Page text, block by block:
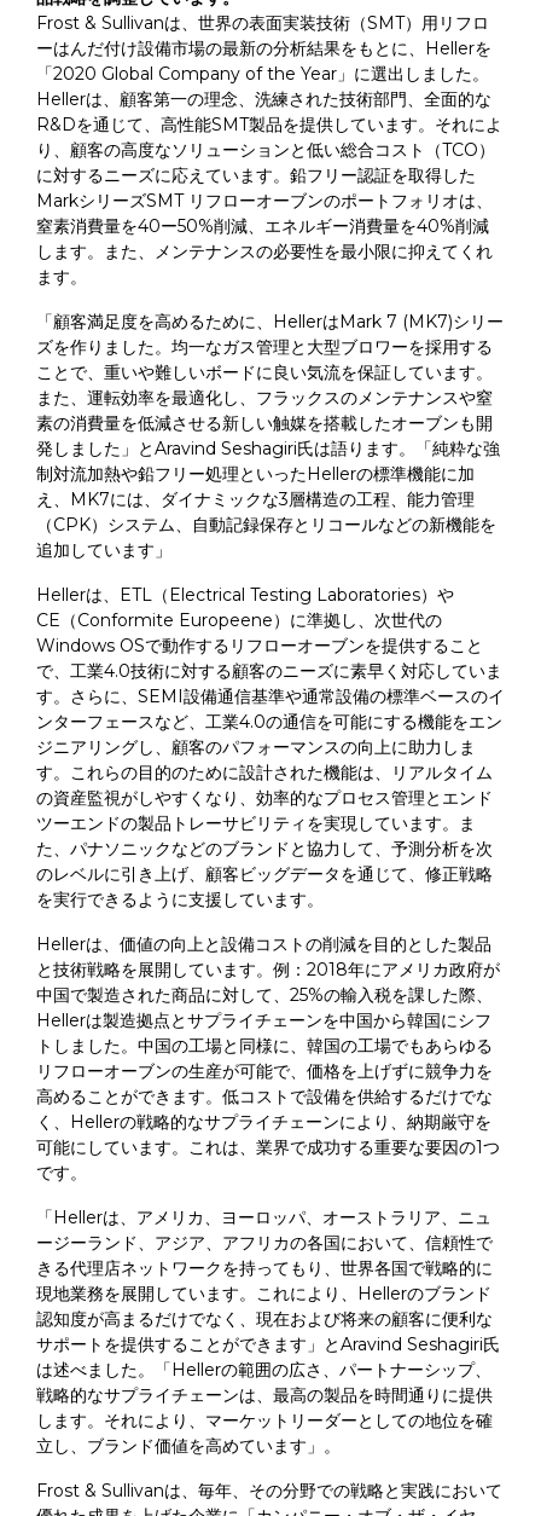
Frost & Sullivanは、世界の表面実装技術（SMT）用リフロ
ーはんだ付け設備市場の最新の分析結果をもとに、Hellerを
「2020 Global Company of the Year」に選出しました。
Hellerは、顧客第一の理念、洗練された技術部門、全面的な
R&Dを通じて、高性能SMT製品を提供しています。それによ
り、顧客の高度なソリューションと低い総合コスト（TCO）
に対するニーズに応えています。鉛フリー認証を取得した
MarkシリーズSMT リフローオーブンのポートフォリオは、
窒素消費量を40ー50%削減、エネルギー消費量を40%削減
します。また、メンテナンスの必要性を最小限に抑えてくれ
ます。
「顧客満足度を高めるために、HellerはMark 7 (MK7)シリー
ズを作りました。均一なガス管理と大型ブロワーを採用する
ことで、重いや難しいボードに良い気流を保証しています。
また、運転効率を最適化し、フラックスのメンテナンスや窒
素の消費量を低減させる新しい触媒を搭載したオーブンも開
発しました」とAravind Seshagiri氏は語ります。「純粋な強
制対流加熱や鉛フリー処理といったHellerの標準機能に加
え、MK7には、ダイナミックな3層構造の工程、能力管理
（CPK）システム、自動記録保存とリコールなどの新機能を
追加しています」
Hellerは、ETL（Electrical Testing Laboratories）や
CE（Conformite Europeene）に準拠し、次世代の
Windows OSで動作するリフローオーブンを提供すること
で、工業4.0技術に対する顧客のニーズに素早く対応していま
す。さらに、SEMI設備通信基準や通常設備の標準ベースのイ
ンターフェースなど、工業4.0の通信を可能にする機能をエン
ジニアリングし、顧客のパフォーマンスの向上に助力しま
す。これらの目的のために設計された機能は、リアルタイム
の資産監視がしやすくなり、効率的なプロセス管理とエンド
ツーエンドの製品トレーサビリティを実現しています。ま
た、パナソニックなどのブランドと協力して、予測分析を次
のレベルに引き上げ、顧客ビッグデータを通じて、修正戦略
を実行できるように支援しています。
Hellerは、価値の向上と設備コストの削減を目的とした製品
と技術戦略を展開しています。例：2018年にアメリカ政府が
中国で製造された商品に対して、25%の輸入税を課した際、
Hellerは製造拠点とサプライチェーンを中国から韓国にシフ
トしました。中国の工場と同様に、韓国の工場でもあらゆる
リフローオーブンの生産が可能で、価格を上げずに競争力を
高めることができます。低コストで設備を供給するだけでな
く、Hellerの戦略的なサプライチェーンにより、納期厳守を
可能にしています。これは、業界で成功する重要な要因の1つ
です。
「Hellerは、アメリカ、ヨーロッパ、オーストラリア、ニュ
ージーランド、アジア、アフリカの各国において、信頼性で
きる代理店ネットワークを持ってもり、世界各国で戦略的に
現地業務を展開しています。これにより、Hellerのブランド
認知度が高まるだけでなく、現在および将来の顧客に便利な
サポートを提供することができます」とAravind Seshagiri氏
は述べました。「Hellerの範囲の広さ、パートナーシップ、
戦略的なサプライチェーンは、最高の製品を時間通りに提供
します。それにより、マーケットリーダーとしての地位を確
立し、ブランド価値を高めています」。
Frost & Sullivanは、毎年、その分野での戦略と実践において